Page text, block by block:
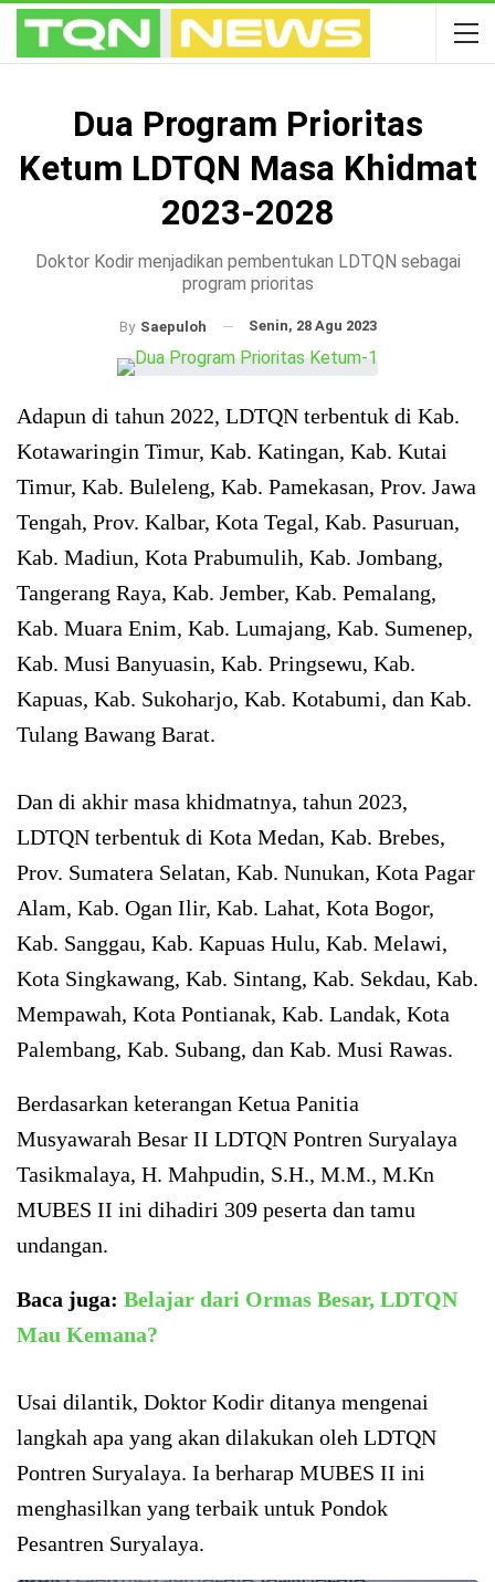
Dua Program Prioritas
Ketum LDTQN Masa Khidmat
2023-2028
Doktor Kodir menjadikan pembentukan LDTQN sebagai
program prioritas
By Saepuloh Senin, 28 Agu 2023
Adapun di tahun 2022, LDTQN terbentuk di Kab.
Kotawaringin Timur, Kab. Katingan, Kab. Kutai
Timur, Kab. Buleleng, Kab. Pamekasan, Prov. Jawa
Tengah, Prov. Kalbar, Kota Tegal, Kab. Pasuruan,
Kab. Madiun, Kota Prabumulih, Kab. Jombang,
Tangerang Raya, Kab. Jember, Kab. Pemalang,
Kab. Muara Enim, Kab. Lumajang, Kab. Sumenep,
Kab. Musi Banyuasin, Kab. Pringsewu, Kab.
Kapuas, Kab. Sukoharjo, Kab. Kotabumi, dan Kab.
Tulang Bawang Barat.
Dan di akhir masa khidmatnya, tahun 2023,
LDTQN terbentuk di Kota Medan, Kab. Brebes,
Prov. Sumatera Selatan, Kab. Nunukan, Kota Pagar
Alam, Kab. Ogan Ilir, Kab. Lahat, Kota Bogor,
Kab. Sanggau, Kab. Kapuas Hulu, Kab. Melawi,
Kota Singkawang, Kab. Sintang, Kab. Sekdau, Kab.
Mempawah, Kota Pontianak, Kab. Landak, Kota
Palembang, Kab. Subang, dan Kab. Musi Rawas.
Berdasarkan keterangan Ketua Panitia
Musyawarah Besar II LDTQN Pontren Suryalaya
Tasikmalaya, H. Mahpudin, S.H., M.M., M.Kn
MUBES II ini dihadiri 309 peserta dan tamu
undangan.
Baca juga: Belajar dari Ormas Besar, LDTQN
Mau Kemana?
Usai dilantik, Doktor Kodir ditanya mengenai
langkah apa yang akan dilakukan oleh LDTQN
Pontren Suryalaya. Ia berharap MUBES II ini
menghasilkan yang terbaik untuk Pondok
Pesantren Suryalaya.